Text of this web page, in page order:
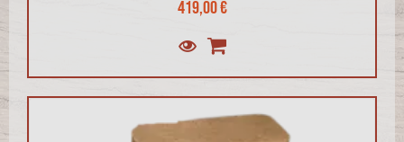
419,00 €